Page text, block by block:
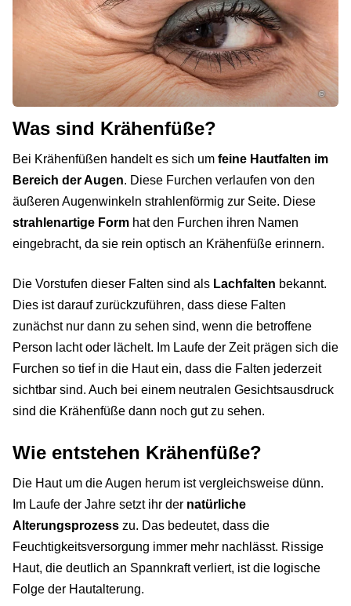
©
Was sind Krähenfüße?
Bei Krähenfüßen handelt es sich um feine Hautfalten im
Bereich der Augen. Diese Furchen verlaufen von den
äußeren Augenwinkeln strahlenförmig zur Seite. Diese
strahlenartige Form hat den Furchen ihren Namen
eingebracht, da sie rein optisch an Krähenfüße erinnern.
Die Vorstufen dieser Falten sind als Lachfalten bekannt.
Dies ist darauf zurückzuführen, dass diese Falten
zunächst nur dann zu sehen sind, wenn die betroffene
Person lacht oder lächelt. Im Laufe der Zeit prägen sich die
Furchen so tief in die Haut ein, dass die Falten jederzeit
sichtbar sind. Auch bei einem neutralen Gesichtsausdruck
sind die Krähenfüße dann noch gut zu sehen.
Wie entstehen Krähenfüße?
Die Haut um die Augen herum ist vergleichsweise dünn.
Im Laufe der Jahre setzt ihr der natürliche
Alterungsprozess zu. Das bedeutet, dass die
Feuchtigkeitsversorgung immer mehr nachlässt. Rissige
Haut, die deutlich an Spannkraft verliert, ist die logische
Folge der Hautalterung.